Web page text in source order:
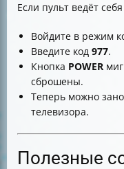
Если пульт ведёт
Войдите в режим
Введите код 977.
Кнопка POWER
сброшены.
Теперь можно
телевизора.
Полезные